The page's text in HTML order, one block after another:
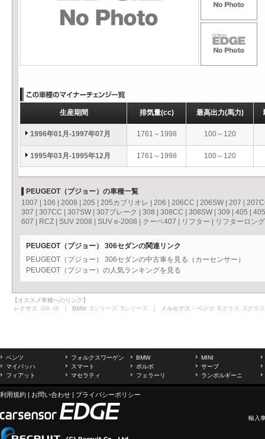
生産期間 排気量(cc) 最高出力(馬力)
1996年01月-1997年07月 1761～1998 100～120
1995年03月-1995年12月 1761～1998 100～120
PEUGEOT（プジョー）の車種一覧
1007
106 2008 205 205カブリオレ 206 206CC 206SW 207
307
307CC 307SW 307ブレーク 308 308CC 308SW 309 405
607
RCZ SUV 2008 SUV e-2008 クーペ407 リフター リフターロング
PEUGEOT（プジョー） 306セダンの関連リンク
PEUGEOT（プジョー） 306セダンの中古車を見る（カーセンサー）
PEUGEOT（プジョー）の人気ランキングを見る
【オススメ車種へのリンク】
レクサス GS IS ｜ BMW 3シリーズ 5シリーズ ｜ メルセデス・ベンツ Eクラス Sクラス
ベンツ フォルクスワーゲン BMW
MINI
マイバッハ
スマート ボルボ
サーブ
フィアット
マセラティ フェラーリ ランボルギーニ
利用規約 | お問い合わせ | プライバシーポリシー
輸入